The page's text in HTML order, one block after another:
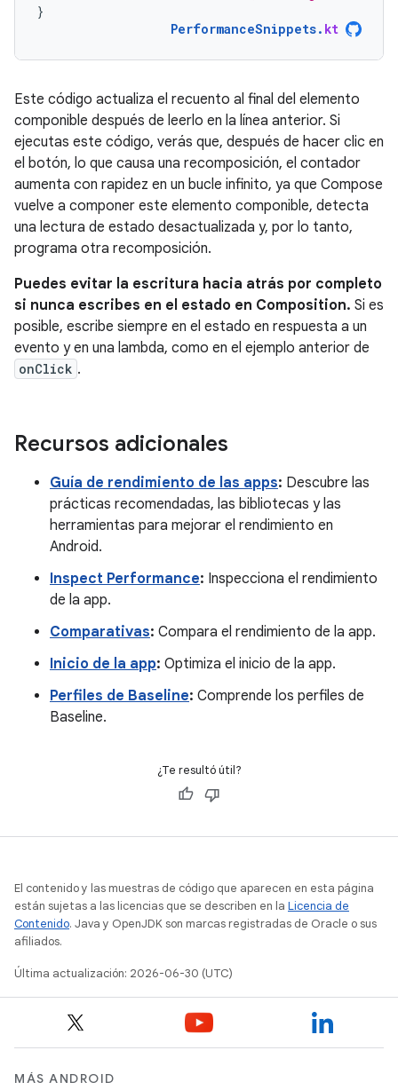
}
PerformanceSnippets. kt
Este código actualiza el recuento al final del elemento
componible después de leerlo en la línea anterior. Si
ejecutas este código, verás que, después de hacer clic en
el botón, lo que causa una recomposición, el contador
aumenta con rapidez en un bucle infinito, ya que Compose
vuelve a componer este elemento componible, detecta
una lectura de estado desactualizada y, por lo tanto,
programa otra recomposición.
Puedes evitar la escritura hacia atrás por completo
si nunca escribes en el estado en Composition. Si es
posible, escribe siempre en el estado en respuesta a un
evento y en una lambda, como en el ejemplo anterior de
onClick .
Recursos adicionales
Guía de rendimiento de las apps: Descubre las
prácticas recomendadas, las bibliotecas y las
herramientas para mejorar el rendimiento en
Android.
Inspect Performance: Inspecciona el rendimiento
de la app.
Comparativas: Compara el rendimiento de la app.
Inicio de la app: Optimiza el inicio de la app.
Perfiles de Baseline: Comprende los perfiles de
Baseline.
¿Te resultó útil?
El contenido y las muestras de código que aparecen en esta página
están sujetas a las licencias que se describen en la Licencia de
Contenido. Java y OpenJDK son marcas registradas de Oracle o sus
afiliados.
Última actualización: 2026-06-30 (UTC)
MÁS ANDROID